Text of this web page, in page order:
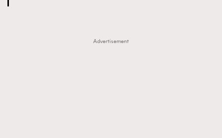
Advertisement